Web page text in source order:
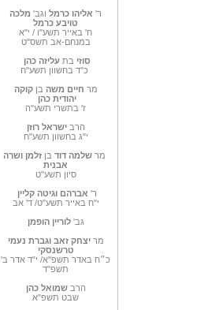
ר' אליהו כרמל וגב' מלכה
טויבע כרמל
ח' באייר תשע"ו / י"א
במנחם-אב תשס"ט
סוזי בתעליזה כהן
כ"ד בחשוון תשע"ח
מר חיים משה בן קוקה
יהודית כהן
ז' בתשרי תשע"ה
הרב ישראל רוזן
י"ג בחשוון תשע"ח
מר שלמה דוד בן זלמן ושרה
אבנית
סיון תשע"ט
ר' אברהם וגיטה קליין
י"ח באייר תשע"ט/ ד' אב
גב' לוריין הופמן
מר יצחק זאב וגברת נעמי
טרשנסקי
כ״ח באדר תשפ"א/ י"ד אדר ב'
תשפ"ד
הרבשמואל כהן
שבט תשפ"א